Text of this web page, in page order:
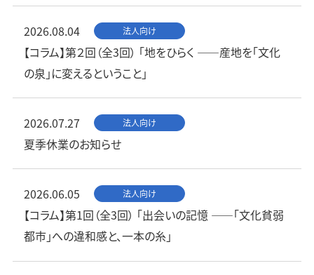
2026.08.04 法人向け
【コラム】第２回（全3回） 「地をひらく ——産地を「文化
の泉」に変えるということ」
2026.07.27 法人向け
夏季休業のお知らせ
2026.06.05 法人向け
【コラム】第1回（全3回） 「出会いの記憶 ——「文化貧弱
都市」への違和感と、一本の糸」